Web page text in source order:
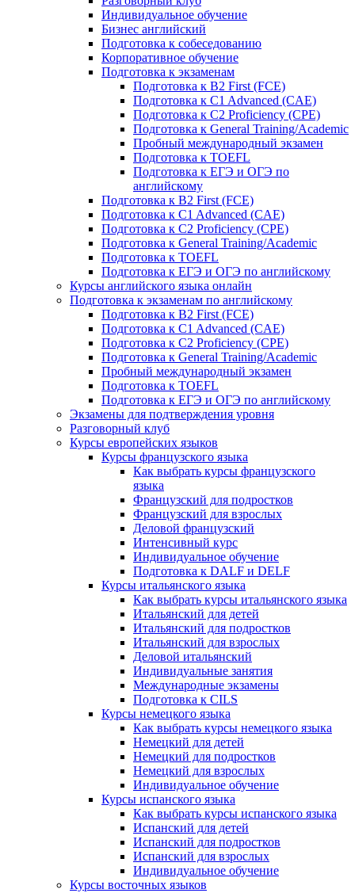
Индивидуальное обучение
Бизнес английский
Подготовка к собеседованию
Корпоративное обучение
Подготовка к экзаменам
Подготовка к B2 First (FCE)
Подготовка к C1 Advanced (CAE)
Подготовка к C2 Proficiency (CPE)
Подготовка к General Training/Academic
Пробный международный экзамен
Подготовка к TOEFL
Подготовка к ЕГЭ и ОГЭ по
английскому
Подготовка к B2 First (FCE)
Подготовка к C1 Advanced (CAE)
Подготовка к C2 Proficiency (CPE)
Подготовка к General Training/Academic
Подготовка к TOEFL
Подготовка к ЕГЭ и ОГЭ по английскому
Курсы английского языка онлайн
Подготовка к экзаменам по английскому
Подготовка к B2 First (FCE)
Подготовка к C1 Advanced (CAE)
Подготовка к C2 Proficiency (CPE)
Подготовка к General Training/Academic
Пробный международный экзамен
Подготовка к TOEFL
Подготовка к ЕГЭ и ОГЭ по английскому
Экзамены для подтверждения уровня
Разговорный клуб
Курсы европейских языков
Курсы французского языка
Как выбрать курсы французского
языка
Французский для подростков
Французский для взрослых
Деловой французский
Интенсивный курс
Индивидуальное обучение
Подготовка к DALF и DELF
Курсы итальянского языка
Как выбрать курсы итальянского языка
Итальянский для детей
Итальянский для подростков
Итальянский для взрослых
Деловой итальянский
Индивидуальные занятия
Международные экзамены
Подготовка к CILS
Курсы немецкого языка
Как выбрать курсы немецкого языка
Немецкий для детей
Немецкий для подростков
Немецкий для взрослых
Индивидуальное обучение
Курсы испанского языка
Как выбрать курсы испанского языка
Испанский для детей
Испанский для подростков
Испанский для взрослых
Индивидуальное обучение
Курсы восточных языков